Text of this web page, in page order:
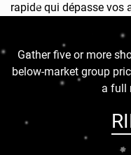
rapide qui dépasse vos
Gather five or more
below-market group
a full